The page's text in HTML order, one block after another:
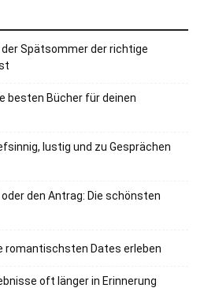
Spätsommer der richtige
besten Bücher für deinen
lustig und zu Gesprächen
den Antrag: Die schönsten
romantischsten Dates erleben
oft länger in Erinnerung